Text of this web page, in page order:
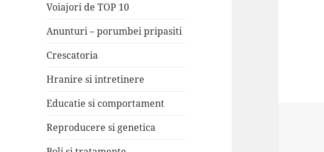
Voiajori de TOP 10
Anunturi – porumbei pripasiti
Crescatoria
Hranire si intretinere
Educatie si comportament
Reproducere si genetica